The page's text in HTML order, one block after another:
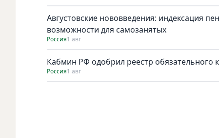
Августовские нововведения: индексация
возможности для самозанятых
Россия1 авг
Кабмин РФ одобрил реестр обязательного
Россия1 авг